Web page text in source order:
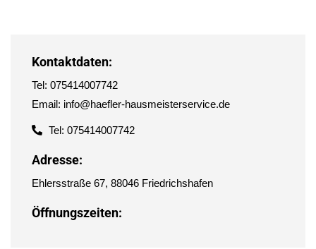
Kontaktdaten:
Tel: 075414007742
Email: info@haefler-hausmeisterservice.de
Tel: 075414007742
Adresse:
Ehlersstraße 67, 88046 Friedrichshafen
Öffnungszeiten: